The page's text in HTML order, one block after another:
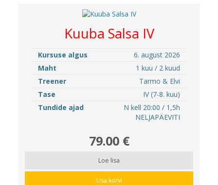
Kuuba Salsa IV
Kursuse algus
6. august 2026
Maht
1 kuu / 2 kuud
Treener
Tarmo & Elvi
Tase
IV (7-8. kuu)
Tundide ajad
N kell 20:00 / 1,5h
NELJAPÄEVITI
79.00 €
Loe lisa
Lisa korvi